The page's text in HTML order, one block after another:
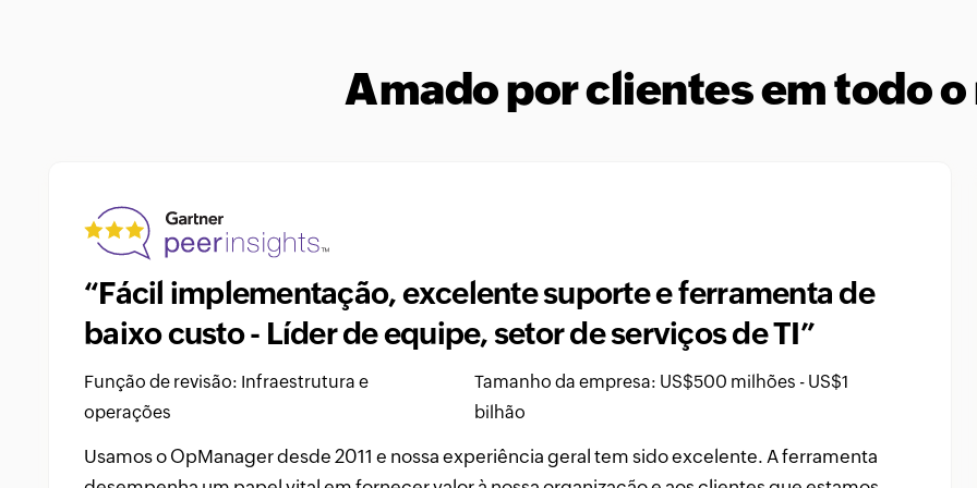
Amado por clientes em todo
“Fácil implementação, excelente suporte e ferramenta de
baixo custo - Líder de equipe, setor de serviços de TI”
Função de revisão: Infraestrutura e
operações
Tamanho da empresa: US$500 milhões - US$1
bilhão
Usamos o OpManager desde 2011 e nossa experiência geral tem sido excelente. A ferramenta
“O OpManager me ajuda a monitorar todos
os aspectos do data center e
equipamentos como servidores, switches
Industries, está feliz com o OpManager da
ManageEngine por seu software de